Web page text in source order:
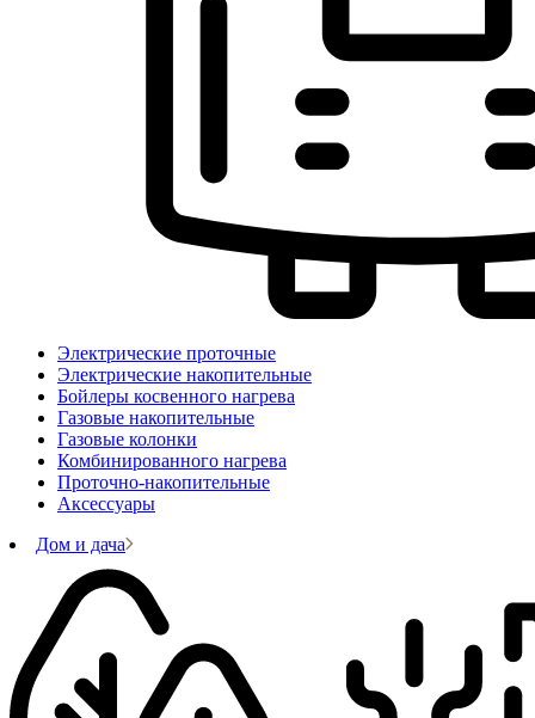
Электрические проточные
Электрические накопительные
Бойлеры косвенного нагрева
Газовые накопительные
Газовые колонки
Комбинированного нагрева
Проточно-накопительные
Аксессуары
Дом и дача